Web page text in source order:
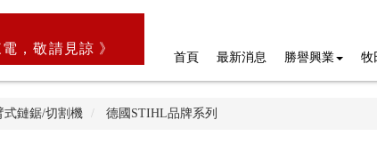
，敬請見諒 》
首頁 最新消息 勝譽興業 牧
式鏈鋸/切割機 德國STIHL品牌系列